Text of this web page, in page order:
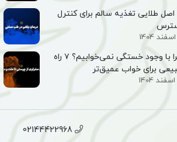
۵ اصل طلایی تغذیه سالم برای کنترل
چرا با وجود خستگی نمی‌خوابیم؟ ۷ راه
برای خواب عمیق‌تر
02144422968